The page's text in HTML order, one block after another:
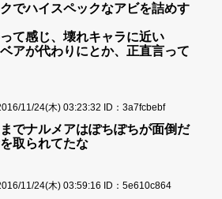
でハイスペックなアビを詰めす
て感じ、壊れキャラに近い
アが代わりにとか、正直言って
11/24(木) 03:23:32 ID：3a7fcbebf
でナルメアはぽちぽちが面倒だ
取られてたな
11/24(木) 03:59:16 ID：5e610c864